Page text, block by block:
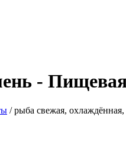
-
/рыба свежая,